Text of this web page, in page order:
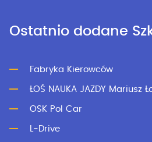
Ostatnio dodane
Fabryka Kierowców
ŁOŚ NAUKA JAZDY Mariusz
OSK Pol Car
L-Drive